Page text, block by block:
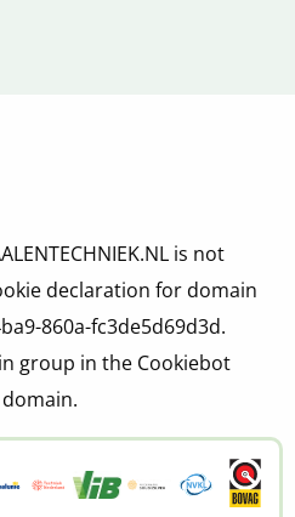
is not
declaration for domain
860a-fc3de5d69d3d.
group in the Cookiebot